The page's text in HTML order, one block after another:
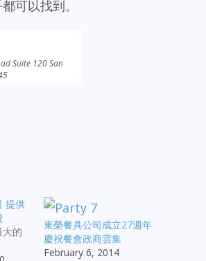
可以找到。
Suite 120 San
提供
的
東榮餐具公司成立27週年
慶祝餐會政商雲集
February 6, 2014